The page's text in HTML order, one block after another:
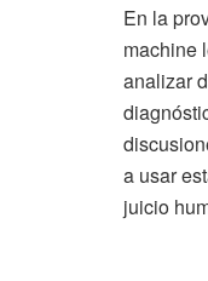
En la
machine
analizar
a usar
juicio